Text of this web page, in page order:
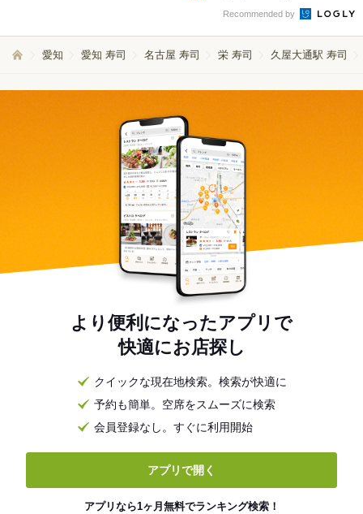
Recommended by
愛知 愛知 寿司 名古屋 寿司 栄 寿司 久屋大通駅 寿司
より便利になったアプリで
快適にお店探し
クイックな現在地検索。検索が快適に
予約も簡単。空席をスムーズに検索
会員登録なし。すぐに利用開始
アプリで開く
アプリなら1ヶ月無料でランキング検索！